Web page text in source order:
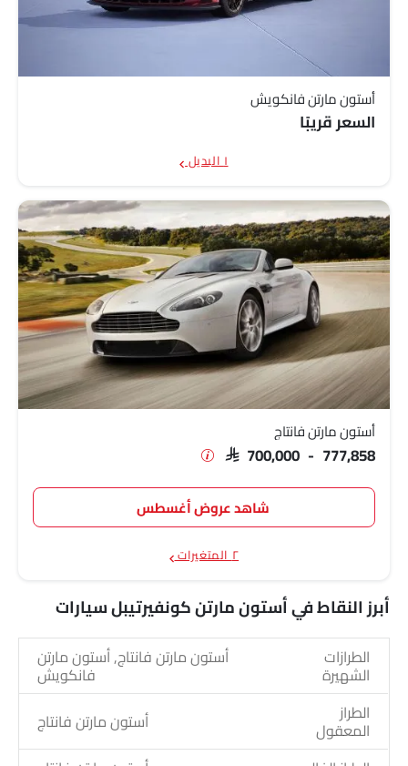
أستون مارتن فانكويش
السعر قريبًا
١ البديل
أستون مارتن فانتاج
SAR 700,000 - 777,858
شاهد عروض أغسطس
٢ المتغيرات
أبرز النقاط في أستون مارتن كونفيرتيبل سيارات
الطرازات
الشهيرة
أستون مارتن فانتاج, أستون مارتن
فانكويش
الطراز
المعقول
أستون مارتن فانتاج